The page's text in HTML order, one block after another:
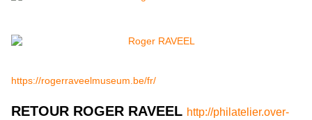
https://rogerraveelmuseum.be/fr/
RETOUR ROGER RAVEEL http://philatelier.over-